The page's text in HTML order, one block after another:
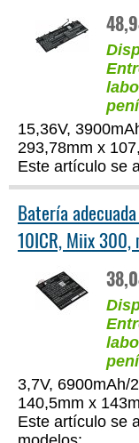
15,36V,
293,78mm x
Este artículo se
Batería
10ICR, Miix 300,
3,7V, 6900mAh/
140,5mm x
Este artículo se